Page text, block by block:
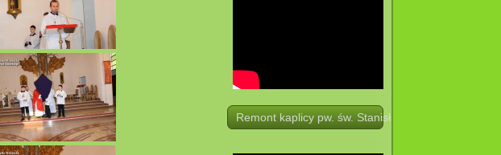
Remont kaplicy pw. św. Stanisława w Potoczku